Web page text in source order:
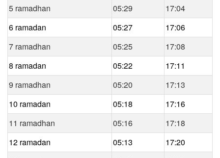
5 ramadhan
05:29
17:04
6 ramadan
05:27
17:06
7 ramadhan
05:25
17:08
8 ramadan
05:22
17:11
9 ramadhan
05:20
17:13
10 ramadan
05:18
17:16
11 ramadhan
05:16
17:18
12 ramadan
05:13
17:20